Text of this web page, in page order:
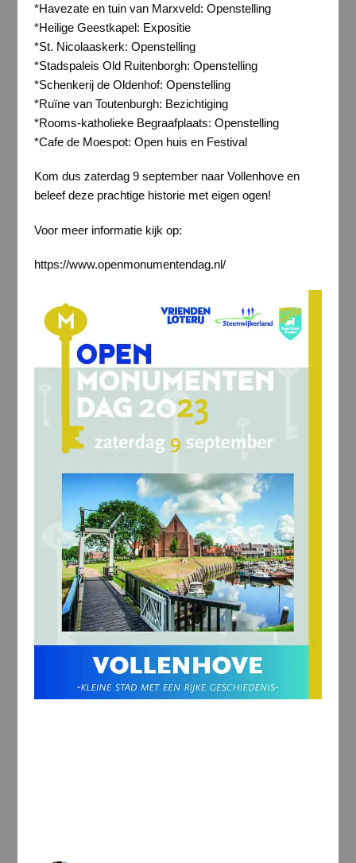
*Havezate en tuin van Marxveld: Openstelling
*Heilige Geestkapel: Expositie
*St. Nicolaaskerk: Openstelling
*Stadspaleis Old Ruitenborgh: Openstelling
*Schenkerij de Oldenhof: Openstelling
*Ruïne van Toutenburgh: Bezichtiging
*Rooms-katholieke Begraafplaats: Openstelling
*Cafe de Moespot: Open huis en Festival
Kom dus zaterdag 9 september naar Vollenhove en
beleef deze prachtige historie met eigen ogen!
Voor meer informatie kijk op:
https://www.openmonumentendag.nl/